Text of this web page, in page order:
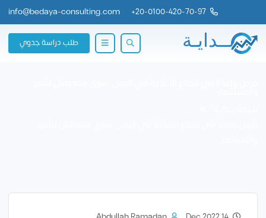
20-0100-420-70-97
+
info@bedaya-consulting.com
طلب دراسة جدوي